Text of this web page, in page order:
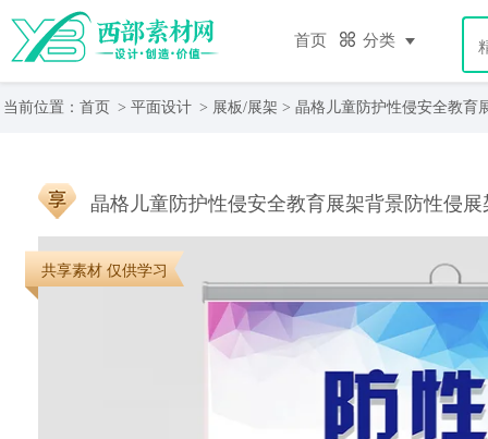
首页 分类
当前位置： 首页 > 平面设计 > 展板/展架 > 晶格儿童防护性侵安全教育
晶格儿童防护性侵安全教育展架背景防性侵展
共享素材 仅供学习